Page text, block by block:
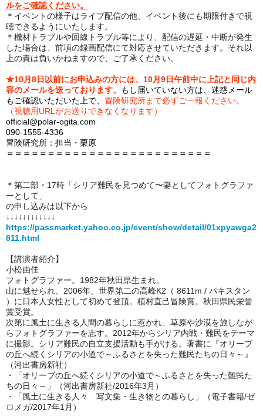
ルをご確認ください。
＊イベントの様子はライブ配信の他、イベント後にも期限付きで視
聴できるようにいたします。
＊機材トラブルや回線トラブル等により、配信の遅延・中断が発生
した場合は、前項の録画配信にて対応させていただきます。それ以
上の責は負いかねますので、ご了承ください。
★10月8日以前にお申込みの方には、10月9日午前中に上記と同じ内
容のメールを送っております。
もし届いていない方は、迷惑メール
もご確認いただいた上で、 冒険研究所まで必ずご一報ください。
（視聴用URLがお送りできなくなります）
official@polar-ogita.com
090-1555-4336
冒険研究所：担当・栗原
＝＝＝＝＝＝＝＝＝＝＝＝＝＝＝＝＝＝＝＝＝＝＝＝＝
＊第二部・17時「シリア難民を見つめて〜妻としてフォトグラファ
ーとして」
の申し込みは以下から
↓↓↓↓↓↓↓↓↓↓↓↓
https://passmarket.yahoo.co.jp/event/show/detail/01xpyawga2
811.html
【講演者紹介】
小松由佳
フォトグラファー。1982年秋田県生まれ。
山に魅せられ、2006年、世界第二の高峰K2（ 8611m / パキスタン
）に日本人女性として初めて登頂。植村直己冒険賞。秋田県民栄誉
賞受賞。
次第に風土に生きる人間の暮らしに惹かれ、草原や沙漠を旅しなが
らフォトグラファーを志す。2012年からシリア内戦・難民をテーマ
に撮影。シリア難民の自立支援活動も手がける。著書に『オリーブ
の丘へ続くシリアの小道で～ふるさとを失った難民たちの日々～』
（河出書房新社）
・「オリーブの丘へ続くシリアの小道で～ふるさとを失った難民た
ちの日々～」（河出書房新社/2016年3月）
・「風土に生きる人々 写文集・生き物との暮らし」（電子書籍/ゼ
ロメガ/2017年1月）